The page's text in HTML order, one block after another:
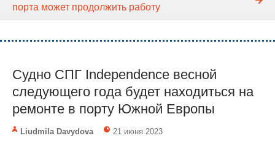
порта может продолжить работу
Судно СПГ Independence весной
следующего года будет находиться на
ремонте в порту Южной Европы
Liudmila Davydova 21 июня 2023